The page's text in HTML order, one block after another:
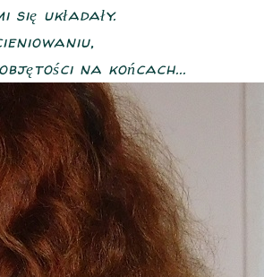
się układały.
na końcach...